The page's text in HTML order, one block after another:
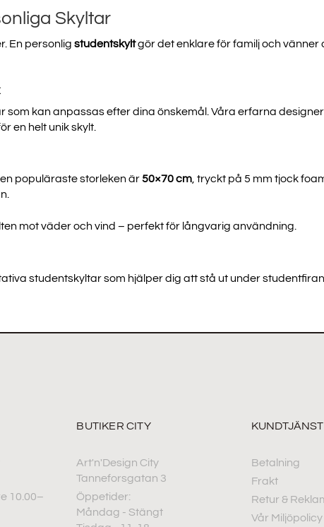
Skyltar
En personlig studentskyltgör det enklare för familj och
som kan anpassas efter dina önskemål. Våra erfarna
en helt unik skylt.
populäraste storleken är50×70 cm, tryckt på 5 mm tjock
mot väder och vind – perfekt för långvarig användning.
studentskyltar som hjälper dig att stå ut under
10.00–
BUTIKER CITY
Art'n'Design City
Tanneforsgatan 3
Öppetider:
Måndag - Stängt
KUNDTJÄNST
Betalning
Frakt
Retur &
Vår Miljöpolicy